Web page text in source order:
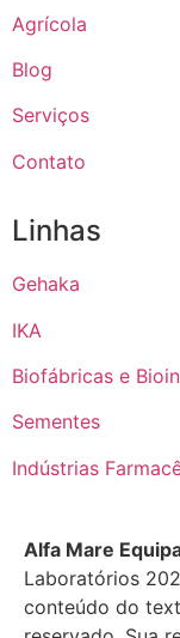
Agrícola
Blog
Serviços
Contato
Linhas
Gehaka
IKA
Biofábricas e
Sementes
Indústrias
Alfa Mare
Laboratórios
conteúdo do